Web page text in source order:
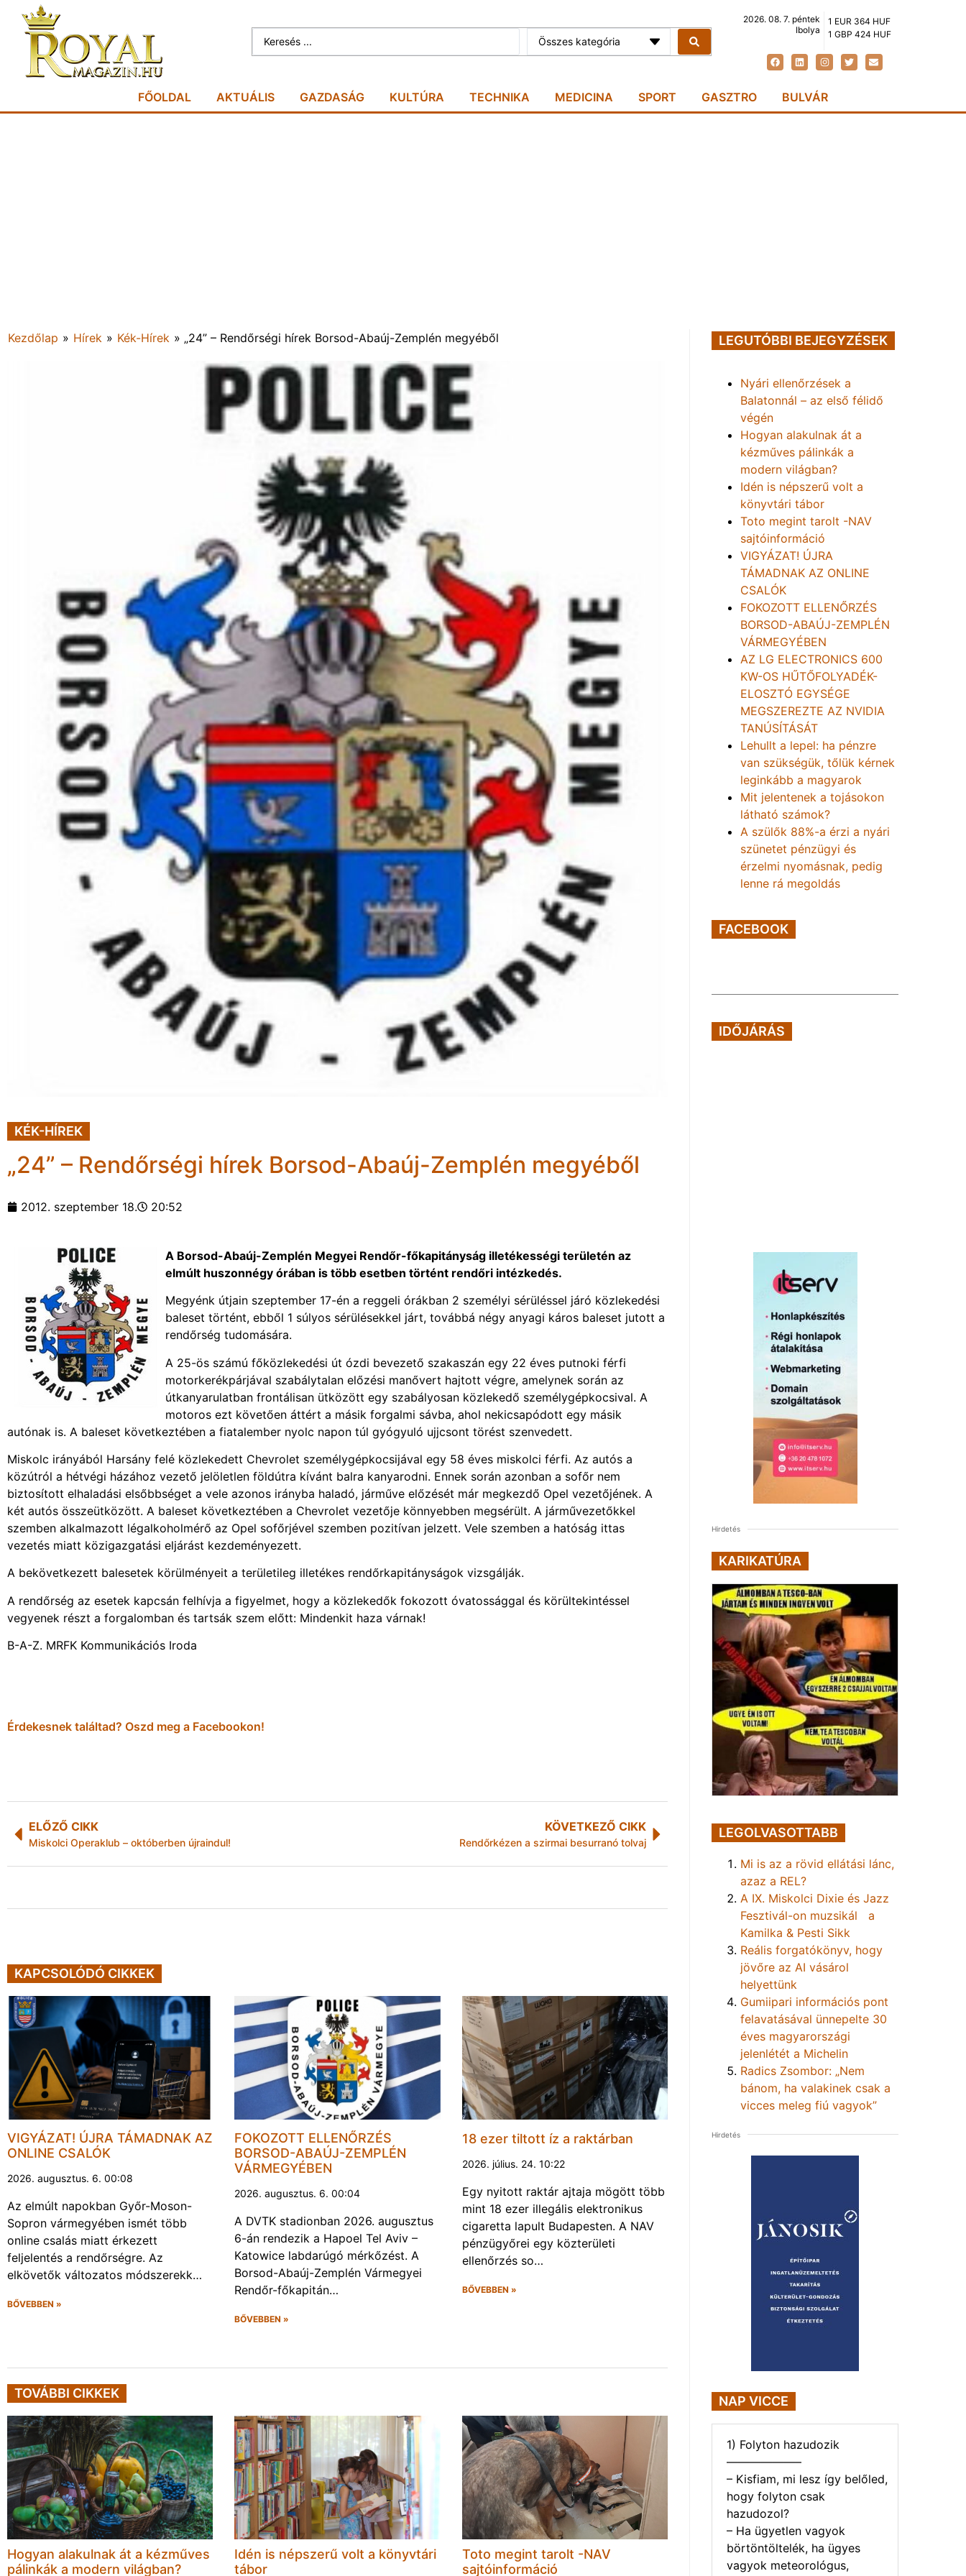
Összes kategória
2026. 08. 7. péntek
Ibolya
1 EUR 364 HUF
1 GBP 424 HUF
FŐOLDAL AKTUÁLIS GAZDASÁG KULTÚRA TECHNIKA MEDICINA SPORT GASZTRO BULVÁR
Kezdőlap » Hírek » Kék-Hírek » „24” – Rendőrségi hírek Borsod-Abaúj-Zemplén megyéből
KÉK-HÍREK
„24” – Rendőrségi hírek Borsod-Abaúj-Zemplén megyéből
2012. szeptember 18. 20:52
A Borsod-Abaúj-Zemplén Megyei Rendőr-főkapitányság illetékességi területén az
elmúlt huszonnégy órában is több esetben történt rendőri intézkedés.
Megyénk útjain szeptember 17-én a reggeli órákban 2 személyi sérüléssel járó közlekedési
baleset történt, ebből 1 súlyos sérülésekkel járt, továbbá négy anyagi káros baleset jutott a
rendőrség tudomására.
A 25-ös számú főközlekedési út ózdi bevezető szakaszán egy 22 éves putnoki férfi
motorkerékpárjával szabálytalan előzési manővert hajtott végre, amelynek során az
útkanyarulatban frontálisan ütközött egy szabályosan közlekedő személygépkocsival. A
motoros ezt követően áttért a másik forgalmi sávba, ahol nekicsapódott egy másik
autónak is. A baleset következtében a fiatalember nyolc napon túl gyógyuló ujjcsont törést szenvedett.
Miskolc irányából Harsány felé közlekedett Chevrolet személygépkocsijával egy 58 éves miskolci férfi. Az autós a
közútról a hétvégi házához vezető jelöletlen földútra kívánt balra kanyarodni. Ennek során azonban a sofőr nem
biztosított elhaladási elsőbbséget a vele azonos irányba haladó, járműve előzését már megkezdő Opel vezetőjének. A
két autós összeütközött. A baleset következtében a Chevrolet vezetője könnyebben megsérült. A járművezetőkkel
szemben alkalmazott légalkoholmérő az Opel sofőrjével szemben pozitívan jelzett. Vele szemben a hatóság ittas
vezetés miatt közigazgatási eljárást kezdeményezett.
A bekövetkezett balesetek körülményeit a területileg illetékes rendőrkapitányságok vizsgálják.
A rendőrség az esetek kapcsán felhívja a figyelmet, hogy a közlekedők fokozott óvatossággal és körültekintéssel
vegyenek részt a forgalomban és tartsák szem előtt: Mindenkit haza várnak!
B-A-Z. MRFK Kommunikációs Iroda
Érdekesnek találtad? Oszd meg a Facebookon!
ELŐZŐ CIKK
Miskolci Operaklub – októberben újraindul!
KÖVETKEZŐ CIKK
Rendőrkézen a szirmai besurranó tolvaj
KAPCSOLÓDÓ CIKKEK
VIGYÁZAT! ÚJRA TÁMADNAK AZ
ONLINE CSALÓK
2026. augusztus. 6. 00:08
Az elmúlt napokban Győr-Moson-
Sopron vármegyében ismét több
online csalás miatt érkezett
feljelentés a rendőrségre. Az
elkövetők változatos módszerekk…
BŐVEBBEN »
FOKOZOTT ELLENŐRZÉS
BORSOD-ABAÚJ-ZEMPLÉN
VÁRMEGYÉBEN
2026. augusztus. 6. 00:04
A DVTK stadionban 2026. augusztus
6-án rendezik a Hapoel Tel Aviv –
Katowice labdarúgó mérkőzést. A
Borsod-Abaúj-Zemplén Vármegyei
Rendőr-főkapitán…
BŐVEBBEN »
18 ezer tiltott íz a raktárban
2026. július. 24. 10:22
Egy nyitott raktár ajtaja mögött több
mint 18 ezer illegális elektronikus
cigaretta lapult Budapesten. A NAV
pénzügyőrei egy közterületi
ellenőrzés so…
BŐVEBBEN »
TOVÁBBI CIKKEK
Hogyan alakulnak át a kézműves
pálinkák a modern világban?
Idén is népszerű volt a könyvtári
tábor
Toto megint tarolt -NAV
sajtóinformáció
LEGUTÓBBI BEJEGYZÉSEK
Nyári ellenőrzések a
Balatonnál – az első félidő
végén
Hogyan alakulnak át a
kézműves pálinkák a
modern világban?
Idén is népszerű volt a
könyvtári tábor
Toto megint tarolt -NAV
sajtóinformáció
VIGYÁZAT! ÚJRA
TÁMADNAK AZ ONLINE
CSALÓK
FOKOZOTT ELLENŐRZÉS
BORSOD-ABAÚJ-ZEMPLÉN
VÁRMEGYÉBEN
AZ LG ELECTRONICS 600
KW-OS HŰTŐFOLYADÉK-
ELOSZTÓ EGYSÉGE
MEGSZEREZTE AZ NVIDIA
TANÚSÍTÁSÁT
Lehullt a lepel: ha pénzre
van szükségük, tőlük kérnek
leginkább a magyarok
Mit jelentenek a tojásokon
látható számok?
A szülők 88%-a érzi a nyári
szünetet pénzügyi és
érzelmi nyomásnak, pedig
lenne rá megoldás
FACEBOOK
IDŐJÁRÁS
Hirdetés
KARIKATÚRA
LEGOLVASOTTABB
Mi is az a rövid ellátási lánc,
azaz a REL?
A IX. Miskolci Dixie és Jazz
Fesztivál-on muzsikál a
Kamilka & Pesti Sikk
Reális forgatókönyv, hogy
jövőre az AI vásárol
helyettünk
Gumiipari információs pont
felavatásával ünnepelte 30
éves magyarországi
jelenlétét a Michelin
Radics Zsombor: „Nem
bánom, ha valakinek csak a
vicces meleg fiú vagyok”
Hirdetés
NAP VICCE
1) Folyton hazudozik
——————–
– Kisfiam, mi lesz így belőled,
hogy folyton csak
hazudozol?
– Ha ügyetlen vagyok
börtöntöltelék, ha ügyes
vagyok meteorológus,